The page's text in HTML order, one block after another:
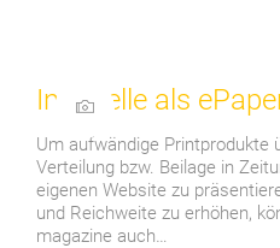
Infowelle als
Um aufwändige Printprodukte
Verteilung bzw. Beilage in
eigenen Website zu
und Reichweite zu erhöhen,
magazine auch…